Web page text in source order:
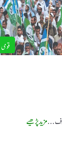
قومی
...مزید پڑھیے